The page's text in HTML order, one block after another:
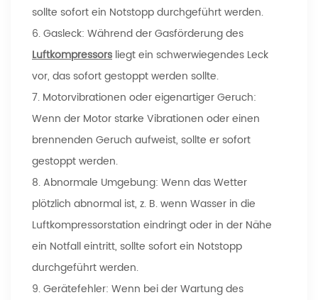
sollte sofort ein Notstopp durchgeführt werden.
6. Gasleck: Während der Gasförderung des
Luftkompressors liegt ein schwerwiegendes Leck
vor, das sofort gestoppt werden sollte.
7. Motorvibrationen oder eigenartiger Geruch:
Wenn der Motor starke Vibrationen oder einen
brennenden Geruch aufweist, sollte er sofort
gestoppt werden.
8. Abnormale Umgebung: Wenn das Wetter
plötzlich abnormal ist, z. B. wenn Wasser in die
Luftkompressorstation eindringt oder in der Nähe
ein Notfall eintritt, sollte sofort ein Notstopp
durchgeführt werden.
9. Gerätefehler: Wenn bei der Wartung des